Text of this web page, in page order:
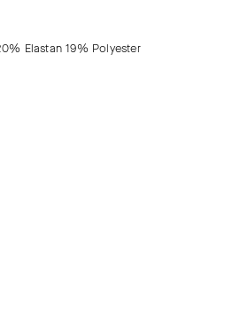
Elastan 19% Polyester